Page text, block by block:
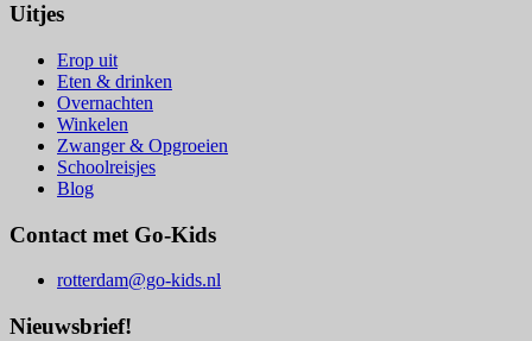
Uitjes
Erop uit
Eten & drinken
Overnachten
Winkelen
Zwanger & Opgroeien
Schoolreisjes
Blog
Contact met Go-Kids
rotterdam@go-kids.nl
Nieuwsbrief!